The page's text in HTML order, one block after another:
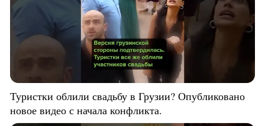
Туристки облили свадьбу в Грузии? Опубликовано
новое видео с начала конфликта.